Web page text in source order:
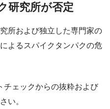
研究所が否定
所および独立した専門家の
よるスパイクタンパクの危
チェックからの抜粋および
い。